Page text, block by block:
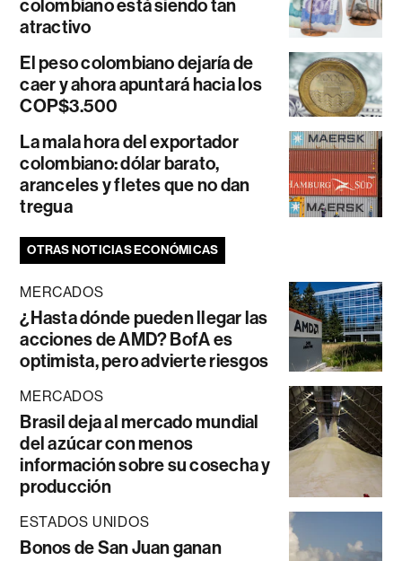
colombiano está siendo tan
atractivo
El peso colombiano dejaría de
caer y ahora apuntará hacia los
COP$3.500
La mala hora del exportador
colombiano: dólar barato,
aranceles y fletes que no dan
tregua
OTRAS NOTICIAS ECONÓMICAS
MERCADOS
¿Hasta dónde pueden llegar las
acciones de AMD? BofA es
optimista, pero advierte riesgos
MERCADOS
Brasil deja al mercado mundial
del azúcar con menos
información sobre su cosecha y
producción
ESTADOS UNIDOS
Bonos de San Juan ganan